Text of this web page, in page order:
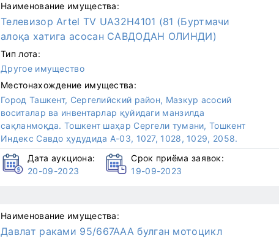
Наименование имущества:
Телевизор Artel TV UA32H4101 (81 (Буртмачи
алоқа хатига асосан САВДОДАН ОЛИНДИ)
Тип лота:
Другое имущество
Местонахождение имущества:
Город Ташкент, Сергелийский район, Мазкур асосий
воситалар ва инвентарлар қуйидаги манзилда
сақланмоқда. Тошкент шаҳар Сергели тумани, Тошкент
Индекс Савдо ҳудудида А-03, 1027, 1028, 1029, 2058.
Дата аукциона:
20-09-2023
Срок приёма заявок:
19-09-2023
Наименование имущества:
Давлат раками 95/667ААА булган мотоцикл